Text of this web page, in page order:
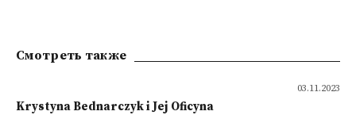
Смотреть также
03.11.2023
Krystyna Bednarczyk i Jej Oficyna